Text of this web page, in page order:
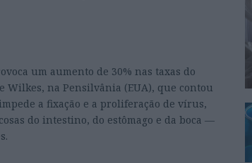
um aumento de 30% nas taxas do
na Pensilvânia (EUA), que contou
a fixação e a proliferação de vírus,
do intestino, do estômago e da boca —